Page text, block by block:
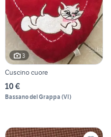
3
Cuscino cuore
10 €
Bassano del Grappa (VI)